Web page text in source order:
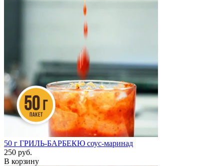
50 г ГРИЛЬ-БАРБЕКЮ соус-маринад
250 руб.
В корзину